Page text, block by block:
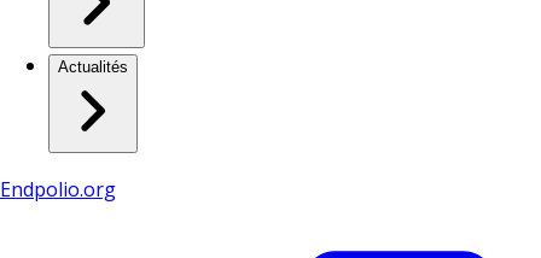
Actualités
Endpolio.org